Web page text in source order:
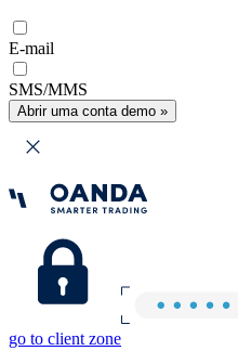
E-mail
SMS/MMS
Abrir uma conta demo »
go to client zone